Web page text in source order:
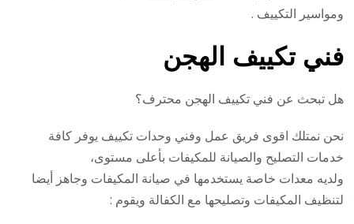
ومواسير التكييف .
فني تكييف الهجن
هل تبحث عن فني تكييف الهجن محترف؟
نحن نمتلك اقوى فريق عمل وفني وحدات تكييف يوفر كافة
خدمات التصليح والصيانة للمكيفات بأعلى مستوى،
ولديه معدات خاصة يستخدمها في صيانة المكيفات وجاهز أيضا
لتنظيف المكيفات وتصليحها مع الكفالة ويقوم :